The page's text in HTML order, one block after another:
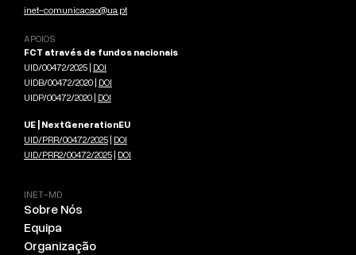
inet-comunicacao@ua.pt
APOIOS
FCT através de fundos nacionais
UID/00472/2025 | DOI
UIDB/00472/2020 | DOI
UIDP/00472/2020 | DOI
UE | NextGenerationEU
UID/PRR/00472/2025 | DOI
UID/PRR2/00472/2025 | DOI
INET-MD
Sobre Nós
Equipa
Organização